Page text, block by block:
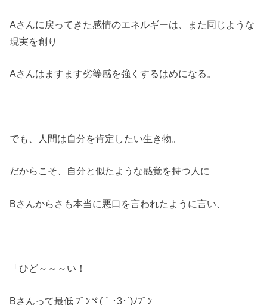
Aさんに戻ってきた感情のエネルギーは、また同じような
現実を創り
Aさんはますます劣等感を強くするはめになる。
でも、人間は自分を肯定したい生き物。
だからこそ、自分と似たような感覚を持つ人に
Bさんからさも本当に悪口を言われたように言い、
「ひど～～～い！
Bさんって最低 ﾌﾟﾝヾ(｀･3･´)ﾉﾌﾟﾝ